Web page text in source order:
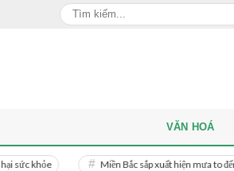
Miền Bắc sắp xuất hiện mưa to đến rất to
VĂN HOÁ